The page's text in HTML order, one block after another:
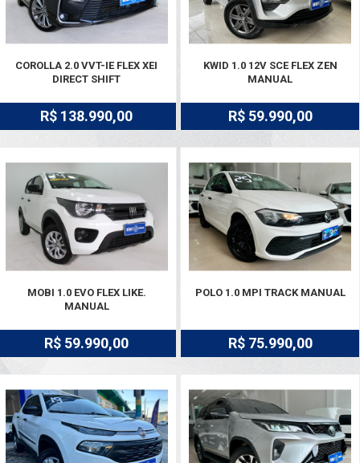
COROLLA 2.0 VVT-IE FLEX XEI
DIRECT SHIFT
R$ 138.990,00
KWID 1.0 12V SCE FLEX ZEN
MANUAL
R$ 59.990,00
MOBI 1.0 EVO FLEX LIKE.
MANUAL
R$ 59.990,00
POLO 1.0 MPI TRACK MANUAL
R$ 75.990,00